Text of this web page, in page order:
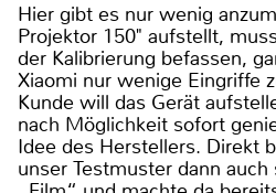
Hier gibt es nur wenig
Projektor 150" aufstellt,
der Kalibrierung befassen,
Xiaomi nur wenige Eingriffe
Kunde will das Gerät
nach Möglichkeit sofort
Idee des Herstellers. Direkt
unser Testmuster dann